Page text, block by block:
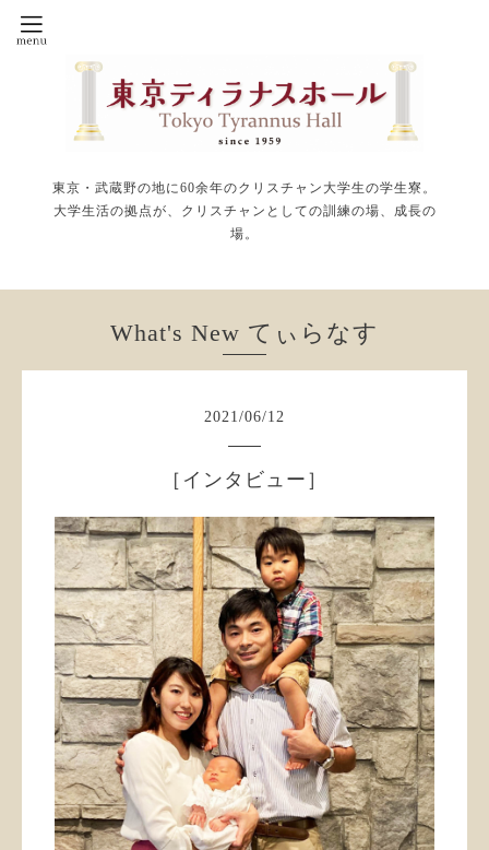
東京・武蔵野の地に60余年のクリスチャン大学生の学生寮。
大学生活の拠点が、クリスチャンとしての訓練の場、成長の
場。
What's New てぃらなす
2021/06/12
［インタビュー］